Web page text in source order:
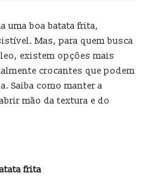
uma boa batata frita,
Mas, para quem busca
existem opções mais
crocantes que podem
Saiba como manter a
mão da textura e do
frita